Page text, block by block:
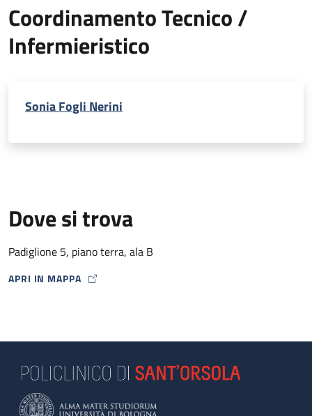
Coordinamento Tecnico /
Infermieristico
Sonia Fogli Nerini
Dove si trova
Padiglione 5, piano terra, ala B
APRI IN MAPPA
MAP ICON